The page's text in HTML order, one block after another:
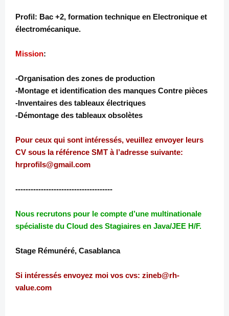
Profil: Bac +2, formation technique en Electronique et
électromécanique.
Mission:
-Organisation des zones de production
-Montage et identification des manques Contre pièces
-Inventaires des tableaux électriques
-Démontage des tableaux obsolètes
Pour ceux qui sont intéressés, veuillez envoyer leurs
CV sous la référence SMT à l’adresse suivante:
hrprofils@gmail.com
--------------------------------------
Nous recrutons pour le compte d’une multinationale
spécialiste du Cloud des Stagiaires en Java/JEE H/F.
Stage Rémunéré, Casablanca
Si intéressés envoyez moi vos cvs: zineb@rh-
value.com